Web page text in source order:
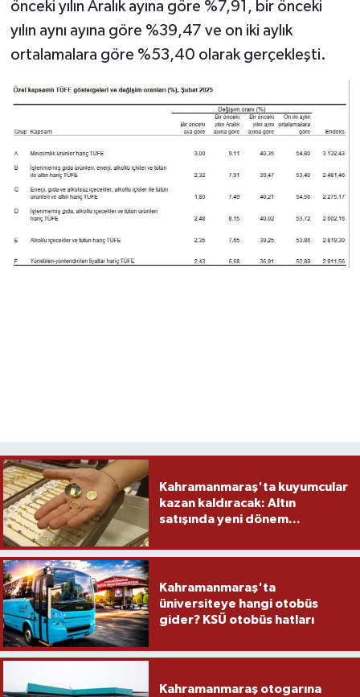
önceki yılın Aralık ayına göre %7,91, bir önceki
yılın aynı ayına göre %39,47 ve on iki aylık
ortalamalara göre %53,40 olarak gerçekleşti.
Kahramanmaraş'ta kuyumcular
kazan kaldıracak: Altın
satışında yeni dönem...
Kahramanmaraş'ta
üniversiteye hangi otobüs
gider? KSÜ otobüs hatları
Kahramanmaraş otogarına